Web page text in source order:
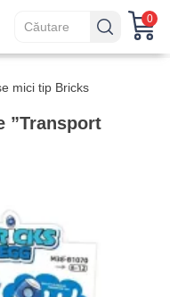
0
mici tip Bricks
”Transport